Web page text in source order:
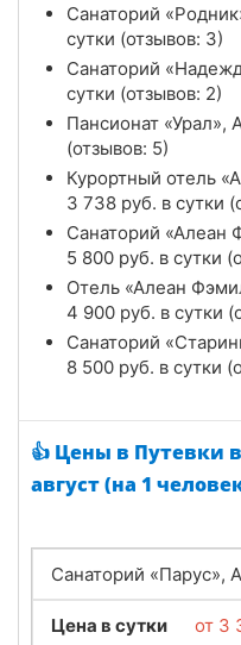
Санаторий
сутки (отзывов: 3)
Санаторий
сутки (отзывов: 2)
Пансионат «Урал»,
(отзывов: 5)
Курортный отель
3 738 руб. в сутки
Санаторий «Алеан
5 800 руб. в сутки
Отель «Алеан
4 900 руб. в сутки
Санаторий
8 500 руб. в сутки
👍 Цены в Путевки
август (на 1
Санаторий «Парус»,
Цена в сутки от 3